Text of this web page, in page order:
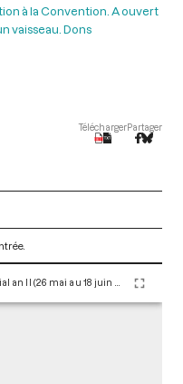
à la Convention. A ouvert
vaisseau. Dons
TéléchargerPartager